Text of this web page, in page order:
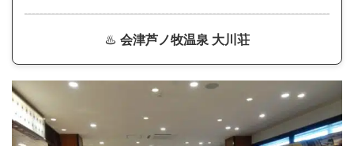
♨️ 会津芦ノ牧温泉 大川荘